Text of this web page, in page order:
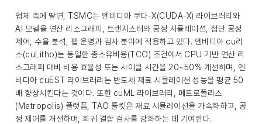
업체 측에 딸면, TSMC는 엔비디아 쿠다-X(CUDA-X) 라이브러리와
AI 모델을 연산 리소그래피, 트랜지스터와 공정 시뮬레이션, 첨단 공정
제어, 수율 분석, 팹 운영과 검사 분야에 적용하고 있다. 엔비디아 cu리
소(cuLitho)는 동일한 총소유비용(TCO) 조건에서 CPU 기반 연산 리
소그래피 대비 비용 효율성 또는 사이클 시간을 20~50% 개선하며, 엔
비디아 cuEST 라이브러리는 반도체 재료 시뮬레이션 성능을 평균 50
배 향상시킨다는 것이다. 또한 cuML 라이브러리, 메트로폴리스
(Metropolis) 플랫폼, TAO 툴킷은 재료 시뮬레이션을 가속화하고, 공
정 제어를 개선하며, 희귀 결함 검사를 강화하는 데 기여한다.